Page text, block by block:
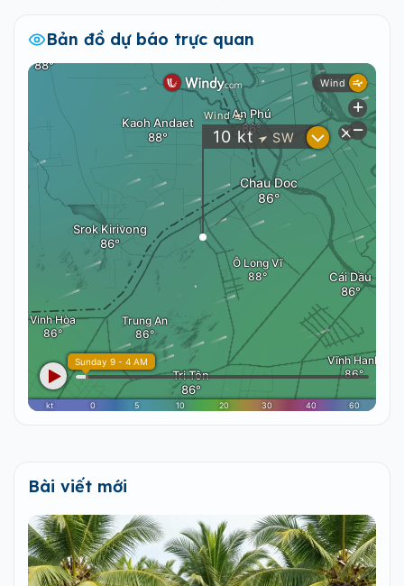
Bản đồ dự báo trực quan
Bài viết mới